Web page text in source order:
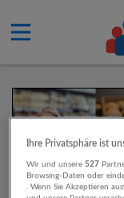
Ihre Privatsphäre ist
Wir und unsere527
Browsing-Daten oder
. Wenn Sie Akzeptieren